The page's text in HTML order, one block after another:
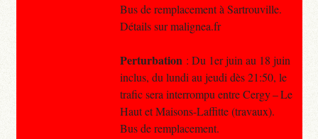
Bus de remplacement à Sartrouville.
Détails sur malignea.fr
Perturbation : Du 1er juin au 18 juin
inclus, du lundi au jeudi dès 21:50, le
trafic sera interrompu entre Cergy – Le
Haut et Maisons-Laffitte (travaux).
Bus de remplacement.